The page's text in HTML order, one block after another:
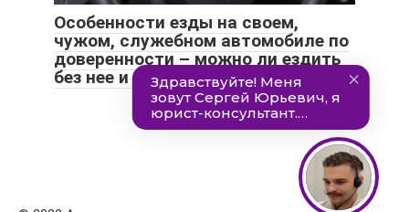
Особенности езды на своем,
чужом, служебном автомобиле по
доверенности – можно ли ездить
без нее и сколько по времени?